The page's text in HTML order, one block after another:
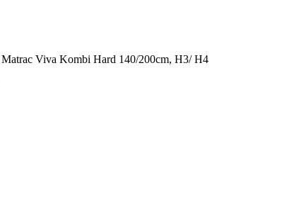
Matrac Viva Kombi Hard 140/200cm, H3/ H4